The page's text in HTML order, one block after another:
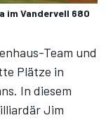
im Vandervell 680
Team und
Plätze in
In diesem
Jim